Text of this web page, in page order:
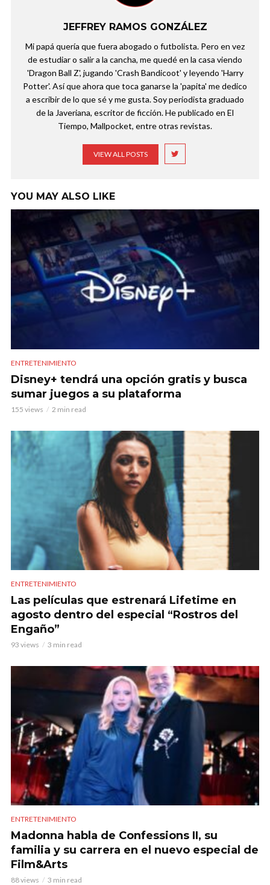
JEFFREY RAMOS GONZÁLEZ
Mi papá quería que fuera abogado o futbolista. Pero en vez
de estudiar o salir a la cancha, me quedé en la casa viendo
'Dragon Ball Z', jugando 'Crash Bandicoot' y leyendo 'Harry
Potter'. Así que ahora que toca ganarse la 'papita' me dedico
a escribir de lo que sé y me gusta. Soy periodista graduado
de la Javeriana, escritor de ficción. He publicado en El
Tiempo, Mallpocket, entre otras revistas.
VIEW ALL POSTS
YOU MAY ALSO LIKE
ENTRETENIMIENTO
Disney+ tendrá una opción gratis y busca
sumar juegos a su plataforma
155 views 2 min read
ENTRETENIMIENTO
Las películas que estrenará Lifetime en
agosto dentro del especial “Rostros del
Engaño”
93 views 3 min read
ENTRETENIMIENTO
Madonna habla de Confessions II, su
familia y su carrera en el nuevo especial de
Film&Arts
88 views 3 min read